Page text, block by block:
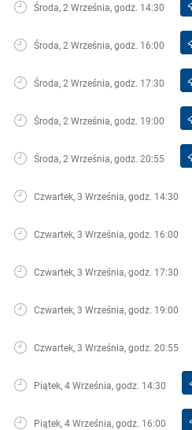
Środa, 2 Września, godz. 14:30
Środa, 2 Września, godz. 16:00
Środa, 2 Września, godz. 17:30
Środa, 2 Września, godz. 19:00
Środa, 2 Września, godz. 20:55
Czwartek, 3 Września, godz. 14:30
Czwartek, 3 Września, godz. 16:00
Czwartek, 3 Września, godz. 17:30
Czwartek, 3 Września, godz. 19:00
Czwartek, 3 Września, godz. 20:55
Piątek, 4 Września, godz. 14:30
Piątek, 4 Września, godz. 16:00